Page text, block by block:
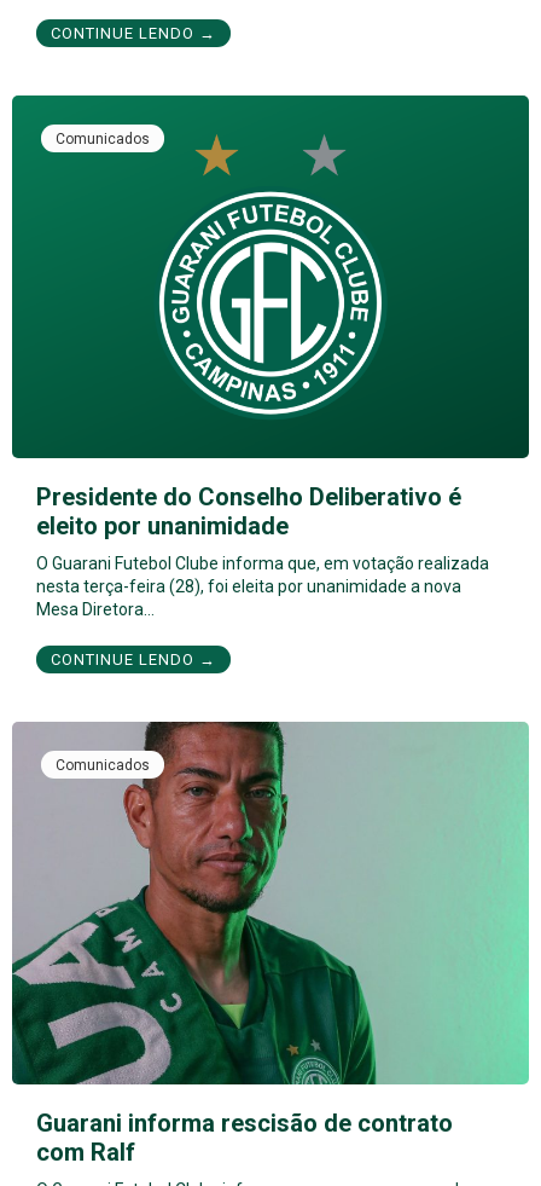
CONTINUE LENDO →
Comunicados
Presidente do Conselho Deliberativo é
eleito por unanimidade
O Guarani Futebol Clube informa que, em votação realizada
nesta terça-feira (28), foi eleita por unanimidade a nova
Mesa Diretora…
CONTINUE LENDO →
Comunicados
Guarani informa rescisão de contrato
com Ralf